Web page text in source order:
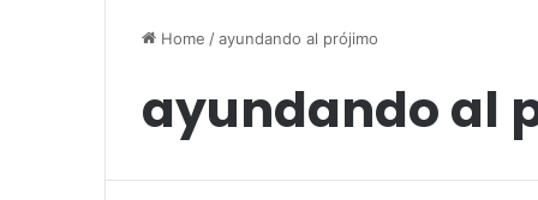
Home /ayundando al prójimo
ayundando al